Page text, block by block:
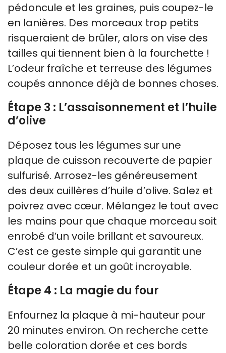
pédoncule et les graines, puis coupez-le
en lanières. Des morceaux trop petits
risqueraient de brûler, alors on vise des
tailles qui tiennent bien à la fourchette !
L’odeur fraîche et terreuse des légumes
coupés annonce déjà de bonnes choses.
Étape 3 : L’assaisonnement et l’huile
d’olive
Déposez tous les légumes sur une
plaque de cuisson recouverte de papier
sulfurisé. Arrosez-les généreusement
des deux cuillères d’huile d’olive. Salez et
poivrez avec cœur. Mélangez le tout avec
les mains pour que chaque morceau soit
enrobé d’un voile brillant et savoureux.
C’est ce geste simple qui garantit une
couleur dorée et un goût incroyable.
Étape 4 : La magie du four
Enfournez la plaque à mi-hauteur pour
20 minutes environ. On recherche cette
belle coloration dorée et ces bords